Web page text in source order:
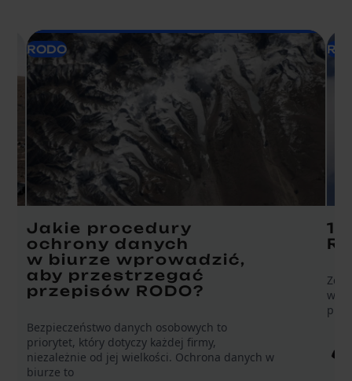
RODO
Jakie procedury
ochrony danych
w biurze wprowadzić,
aby przestrzegać
przepisów RODO?
Bezpieczeństwo danych osobowych to
priorytet, który dotyczy każdej firmy,
niezależnie od jej wielkości. Ochrona danych w
biurze to